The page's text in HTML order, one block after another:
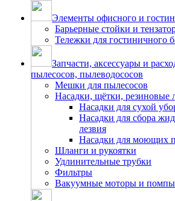
Элементы офисного и
Барьерные стойки и
Тележки для гостиничного
Запчасти, аксессуары и
пылесосов, пылеводососов
Мешки для пылесосов
Насадки, щётки, резиновые
Насадки для сухой
Насадки для сбора
лезвия
Насадки для моющих
Шланги и рукоятки
Удлинительные трубки
Фильтры
Вакуумные моторы и помпы